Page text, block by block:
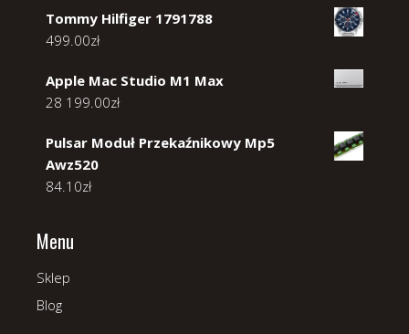
Tommy Hilfiger 1791788
499.00zł
Apple Mac Studio M1 Max
28 199.00zł
Pulsar Moduł Przekaźnikowy Mp5
Awz520
84.10zł
Menu
Sklep
Blog